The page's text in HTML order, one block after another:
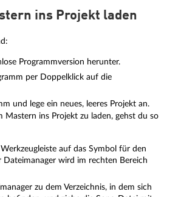
ins Projekt laden
Programmversion herunter.
per Doppelklick auf die
und lege ein neues, leeres Projekt an.
Mastern ins Projekt zu laden, gehst du so
auf das Symbol für den
Dateimanager wird im rechten Bereich
zu dem Verzeichnis, in dem sich